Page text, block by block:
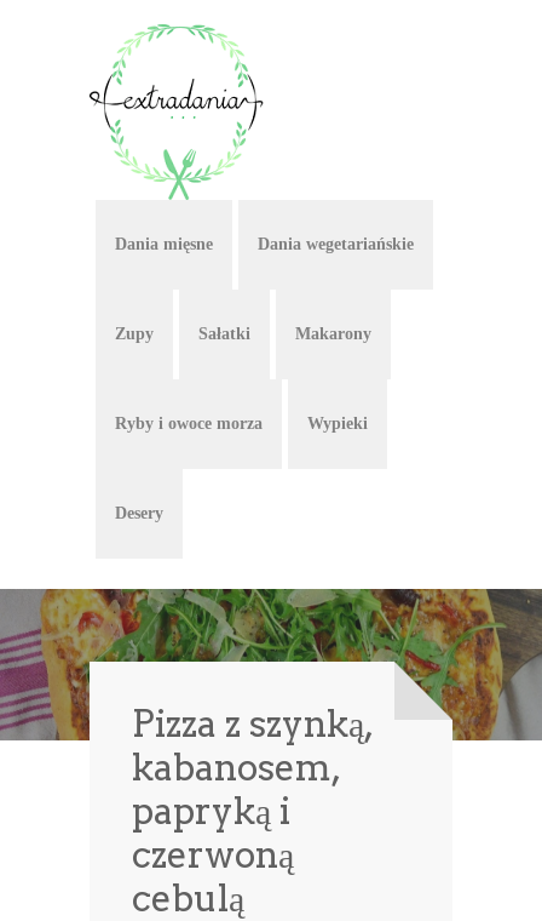
Dania mięsne Dania wegetariańskie
Zupy Sałatki Makarony
Ryby i owoce morza Wypieki
Desery
Pizza z szynką,
kabanosem,
papryką i
czerwoną
cebulą